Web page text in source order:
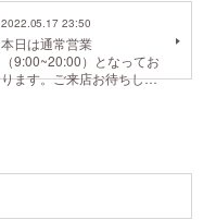
2022.05.17 23:50
本日は通常営業
（9:00~20:00）となってお
ります。ご来店お待ちし…